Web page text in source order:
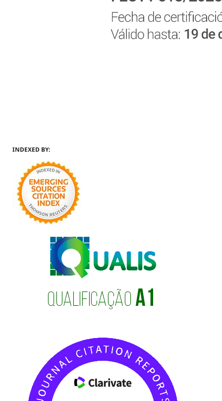
INDEXED BY: